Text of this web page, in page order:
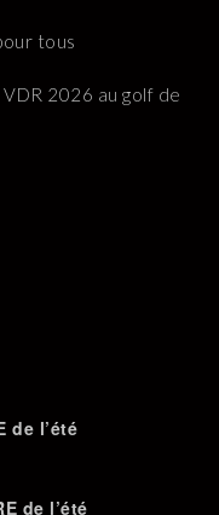
tous
2026 au golf de
de l’été
de l’été